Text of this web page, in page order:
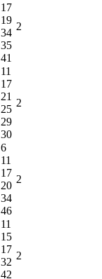
17
19
34
35
41
2
11
17
21
25
29
30
2
6
11
17
20
34
46
2
11
15
17
32
42
2